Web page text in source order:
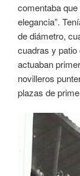
comentaba
elegancia”.
de diámetro,
cuadras y patio
actuaban
novilleros
plazas de